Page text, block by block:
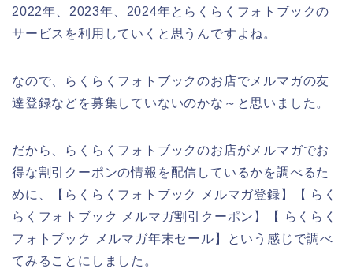
2022年、2023年、2024年とらくらくフォトブックの
サービスを利用していくと思うんですよね。
なので、らくらくフォトブックのお店でメルマガの友
達登録などを募集していないのかな～と思いました。
だから、らくらくフォトブックのお店がメルマガでお
得な割引クーポンの情報を配信しているかを調べるた
めに、【らくらくフォトブック メルマガ登録】【 らく
らくフォトブック メルマガ割引クーポン】【 らくらく
フォトブック メルマガ年末セール】という感じで調べ
てみることにしました。